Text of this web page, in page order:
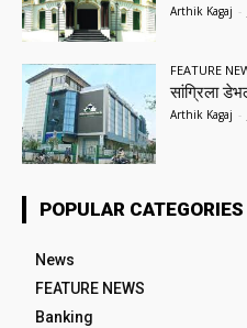
Arthik Kagaj -
FEATURE
सांग्रिला
Arthik Kagaj -
POPULAR CATEGORIES
News
FEATURE NEWS
Banking